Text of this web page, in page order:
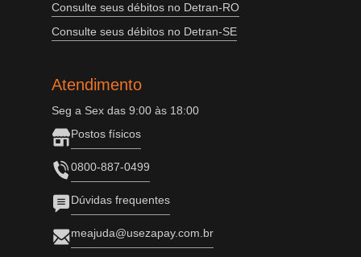
Consulte seus débitos no Detran-RO
Consulte seus débitos no Detran-SE
Atendimento
Seg a Sex das 9:00 às 18:00
Postos físicos
0800-887-0499
Dúvidas frequentes
meajuda@usezapay.com.br